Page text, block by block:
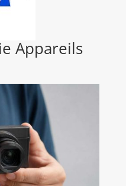
Appareils